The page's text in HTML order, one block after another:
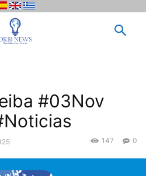
#03Nov
0
147